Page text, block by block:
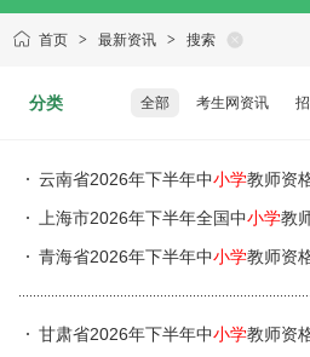
首页 > 最新资讯 > 搜索
分类 全部 考生网资讯
云南省2026年下半年中小学教师资
上海市2026年下半年全国中小学教
青海省2026年下半年中小学教师资
甘肃省2026年下半年中小学教师资